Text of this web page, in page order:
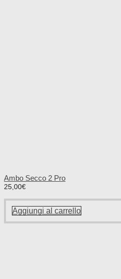
Ambo Secco 2 Pro
25,00€
Aggiungi al carrello